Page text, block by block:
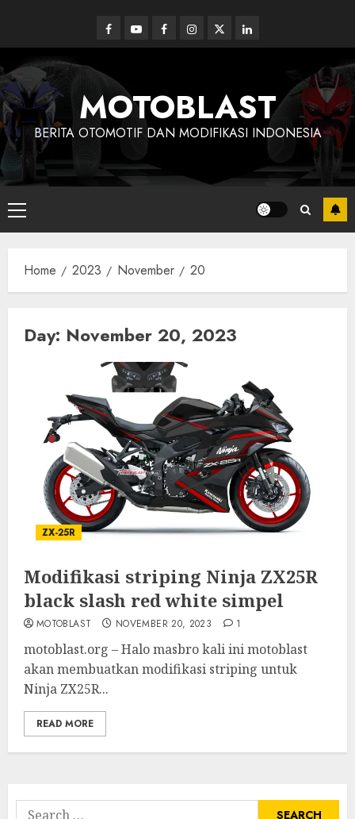
content
Facebook
YoutubeFacebookInstagram
Twitterlinkedin
MOTOBLAST
BERITA OTOMOTIF DAN MODIFIKASI INDONESIA
Primary
Menu
Home 2023 November 20
Day: November 20, 2023
ZX-25R
Modifikasi striping Ninja ZX25R
black slash red white simpel
MOTOBLAST NOVEMBER 20, 2023 1
motoblast.org – Halo masbro kali ini motoblast
akan membuatkan modifikasi striping untuk
Ninja ZX25R...
READ MORE
Search